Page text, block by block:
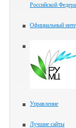
Российской
Официальный
Управление
Лучшие сайты